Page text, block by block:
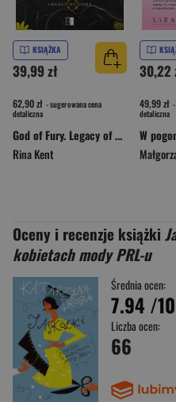
KSIĄŻKA
39,99 zł
62,90 zł - sugerowana cena
detaliczna
God of Fury. Legacy of Gods Tom 5
Rina Kent
30,22
49,99 zł
detaliczna
Oceny i recenzje książki
kobietach mody PRL-u
Średnia ocen:
7.94 /10
Liczba ocen:
66